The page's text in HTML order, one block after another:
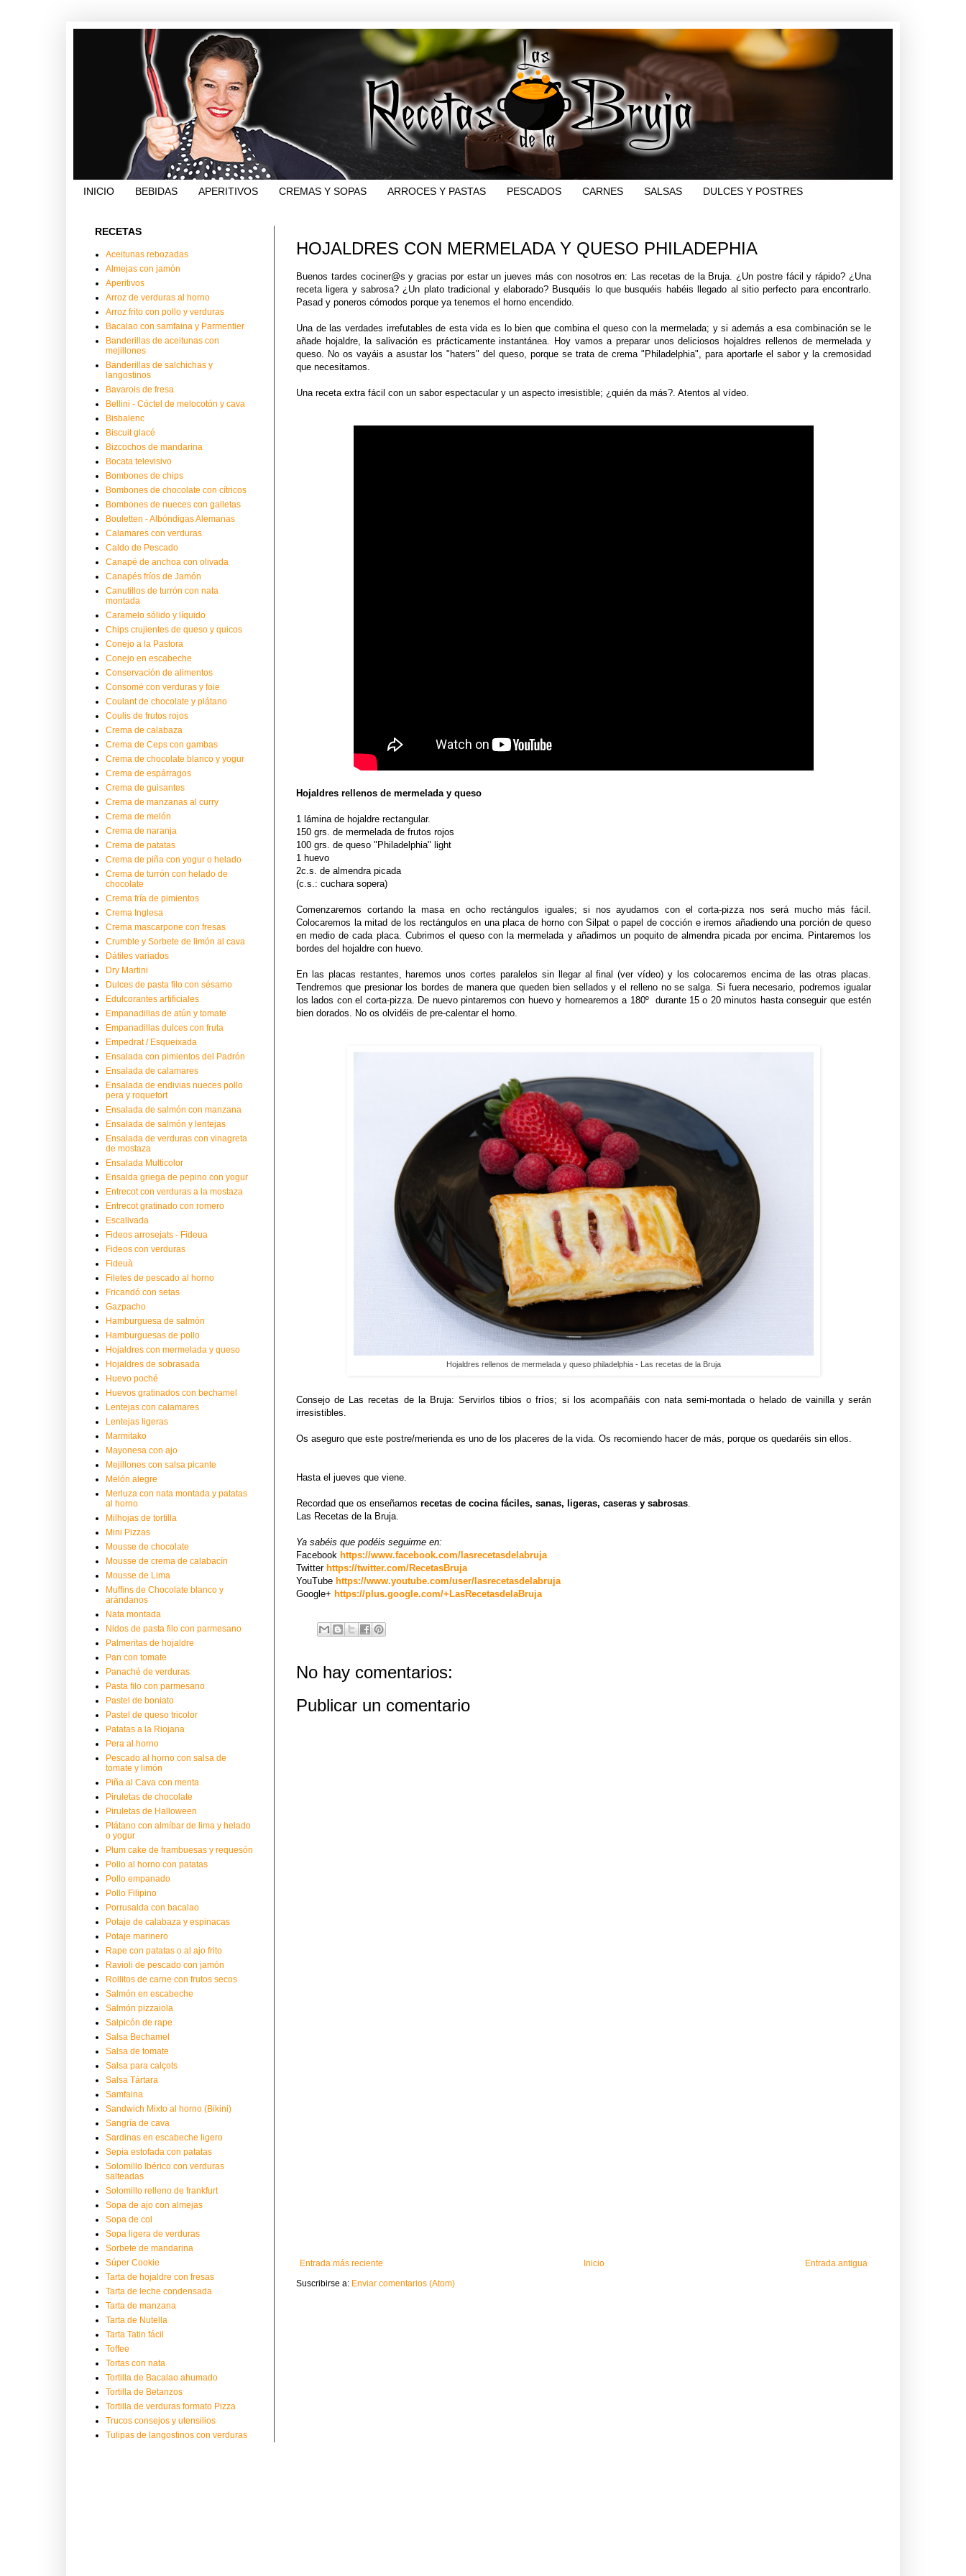
INICIO BEBIDAS APERITIVOS CREMAS Y SOPAS ARROCES Y PASTAS PESCADOS CARNES SALSAS DULCES Y POSTRES
HOJALDRES CON MERMELADA Y QUESO PHILADEPHIA
Buenos tardes cociner@s y gracias por estar un jueves más con nosotros en: Las recetas de la Bruja. ¿Un postre fácil y rápido? ¿Una
receta ligera y sabrosa? ¿Un plato tradicional y elaborado? Busquéis lo que busquéis habéis llegado al sitio perfecto para encontrarlo.
Pasad y poneros cómodos porque ya tenemos el horno encendido.
Una de las verdades irrefutables de esta vida es lo bien que combina el queso con la mermelada; y si además a esa combinación se le
añade hojaldre, la salivación es prácticamente instantánea. Hoy vamos a preparar unos deliciosos hojaldres rellenos de mermelada y
queso. No os vayáis a asustar los "haters" del queso, porque se trata de crema "Philadelphia", para aportarle el sabor y la cremosidad
que necesitamos.
Una receta extra fácil con un sabor espectacular y un aspecto irresistible; ¿quién da más?. Atentos al vídeo.
Hojaldres rellenos de mermelada y queso
1 lámina de hojaldre rectangular.
150 grs. de mermelada de frutos rojos
100 grs. de queso "Philadelphia" light
1 huevo
2c.s. de almendra picada
(c.s.: cuchara sopera)
Comenzaremos cortando la masa en ocho rectángulos iguales; si nos ayudamos con el corta-pizza nos será mucho más fácil.
Colocaremos la mitad de los rectángulos en una placa de horno con Silpat o papel de cocción e iremos añadiendo una porción de queso
en medio de cada placa. Cubrimos el queso con la mermelada y añadimos un poquito de almendra picada por encima. Pintaremos los
bordes del hojaldre con huevo.
En las placas restantes, haremos unos cortes paralelos sin llegar al final (ver vídeo) y los colocaremos encima de las otras placas.
Tendremos que presionar los bordes de manera que queden bien sellados y el relleno no se salga. Si fuera necesario, podremos igualar
los lados con el corta-pizza. De nuevo pintaremos con huevo y hornearemos a 180º durante 15 o 20 minutos hasta conseguir que estén
bien dorados. No os olvidéis de pre-calentar el horno.
Hojaldres rellenos de mermelada y queso philadelphia - Las recetas de la Bruja
Consejo de Las recetas de la Bruja: Servirlos tibios o fríos; si los acompañáis con nata semi-montada o helado de vainilla y serán
irresistibles.
Os aseguro que este postre/merienda es uno de los placeres de la vida. Os recomiendo hacer de más, porque os quedaréis sin ellos.
Hasta el jueves que viene.
Recordad que os enseñamos recetas de cocina fáciles, sanas, ligeras, caseras y sabrosas
Las Recetas de la Bruja.
Ya sabéis que podéis seguirme en:
Facebook https://www.facebook.com/lasrecetasdelabruja
Twitter https://twitter.com/RecetasBruja
YouTube https://www.youtube.com/user/lasrecetasdelabruja
Google+ https://plus.google.com/+LasRecetasdelaBruja
No hay comentarios:
Publicar un comentario
Entrada más reciente Entrada antigua
Inicio
Suscribirse a: Enviar comentarios (Atom)
RECETAS
Aceitunas rebozadas
Almejas con jamón
Aperitivos
Arroz de verduras al horno
Arroz frito con pollo y verduras
Bacalao con samfaina y Parmentier
Banderillas de aceitunas con
mejillones
Banderillas de salchichas y
langostinos
Bavarois de fresa
Bellini - Cóctel de melocotón y cava
Bisbalenc
Biscuit glacé
Bizcochos de mandarina
Bocata televisivo
Bombones de chips
Bombones de chocolate con cítricos
Bombones de nueces con galletas
Bouletten - Albóndigas Alemanas
Calamares con verduras
Caldo de Pescado
Canapé de anchoa con olivada
Canapés fríos de Jamón
Canutillos de turrón con nata
montada
Caramelo sólido y líquido
Chips crujientes de queso y quicos
Conejo a la Pastora
Conejo en escabeche
Conservación de alimentos
Consomé con verduras y foie
Coulant de chocolate y plátano
Coulis de frutos rojos
Crema de calabaza
Crema de Ceps con gambas
Crema de chocolate blanco y yogur
Crema de espárragos
Crema de guisantes
Crema de manzanas al curry
Crema de melón
Crema de naranja
Crema de patatas
Crema de piña con yogur o helado
Crema de turrón con helado de
chocolate
Crema fría de pimientos
Crema Inglesa
Crema mascarpone con fresas
Crumble y Sorbete de limón al cava
Dátiles variados
Dry Martini
Dulces de pasta filo con sésamo
Edulcorantes artificiales
Empanadillas de atún y tomate
Empanadillas dulces con fruta
Empedrat / Esqueixada
Ensalada con pimientos del Padrón
Ensalada de calamares
Ensalada de endivias nueces pollo
pera y roquefort
Ensalada de salmón con manzana
Ensalada de salmón y lentejas
Ensalada de verduras con vinagreta
de mostaza
Ensalada Multicolor
Ensalda griega de pepino con yogur
Entrecot con verduras a la mostaza
Entrecot gratinado con romero
Escalivada
Fideos arrosejats - Fideua
Fideos con verduras
Fideuà
Filetes de pescado al horno
Fricandó con setas
Gazpacho
Hamburguesa de salmón
Hamburguesas de pollo
Hojaldres con mermelada y queso
Hojaldres de sobrasada
Huevo poché
Huevos gratinados con bechamel
Lentejas con calamares
Lentejas ligeras
Marmitako
Mayonesa con ajo
Mejillones con salsa picante
Melón alegre
Merluza con nata montada y patatas
al horno
Milhojas de tortilla
Mini Pizzas
Mousse de chocolate
Mousse de crema de calabacín
Mousse de Lima
Muffins de Chocolate blanco y
arándanos
Nata montada
Nidos de pasta filo con parmesano
Palmeritas de hojaldre
Pan con tomate
Panaché de verduras
Pasta filo con parmesano
Pastel de boniato
Pastel de queso tricolor
Patatas a la Riojana
Pera al horno
Pescado al horno con salsa de
tomate y limón
Piña al Cava con menta
Piruletas de chocolate
Piruletas de Halloween
Plátano con almíbar de lima y helado
o yogur
Plum cake de frambuesas y requesón
Pollo al horno con patatas
Pollo empanado
Pollo Filipino
Porrusalda con bacalao
Potaje de calabaza y espinacas
Potaje marinero
Rape con patatas o al ajo frito
Ravioli de pescado con jamón
Rollitos de carne con frutos secos
Salmón en escabeche
Salmón pizzaiola
Salpicón de rape
Salsa Bechamel
Salsa de tomate
Salsa para calçots
Salsa Tártara
Samfaina
Sandwich Mixto al horno (Bikini)
Sangría de cava
Sardinas en escabeche ligero
Sepia estofada con patatas
Solomillo Ibérico con verduras
salteadas
Solomillo relleno de frankfurt
Sopa de ajo con almejas
Sopa de col
Sopa ligera de verduras
Sorbete de mandarina
Súper Cookie
Tarta de hojaldre con fresas
Tarta de leche condensada
Tarta de manzana
Tarta de Nutella
Tarta Tatin fácil
Toffee
Tortas con nata
Tortilla de Bacalao ahumado
Tortilla de Betanzos
Tortilla de verduras formato Pizza
Trucos consejos y utensilios
Tulipas de langostinos con verduras